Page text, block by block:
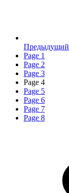
Предыдущий
Page 1
Page 2
Page 3
Page 4
Page 5
Page 6
Page 7
Page 8